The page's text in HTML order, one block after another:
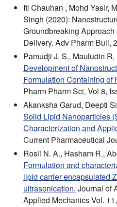
Iti Chauhan , Mohd Yasir,
Singh (2020):
Groundbreaking
Delivery. Adv Pharm Bull,
Pamudji J. S., Mauludin
Development of
Formulation Containing of
Pharm Pharm Sci, Vol 8,
Akanksha Garud, Deepti
Solid Lipid Nanoparticles
Characterization and
Current Pharmaceutical
Rosli N. A., Hasham R.,
Formulation and
lipid carrier encapsulated
ultrasonication. Journal of
Applied Mechanics Vol.